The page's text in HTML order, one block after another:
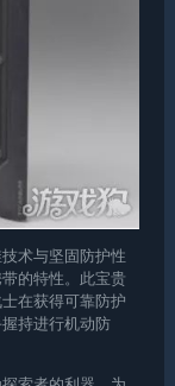
术与坚固防护性
的特性。此宝贵
在获得可靠防护
持进行机动防